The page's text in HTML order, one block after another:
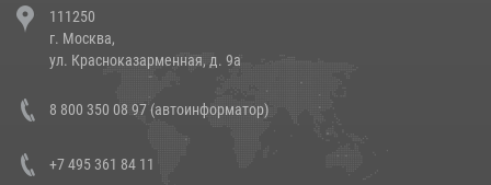
напавших на бригаду скорой помощи (видео)
14 июля 2026, 12:20
В Росгвардии прошла военно-научная конференция по обобщению
боевого опыта
111250
г. Москва,
ул. Красноказарменная, д. 9а
8 800 350 08 97 (автоинформатор)
+7 495 361 84 11